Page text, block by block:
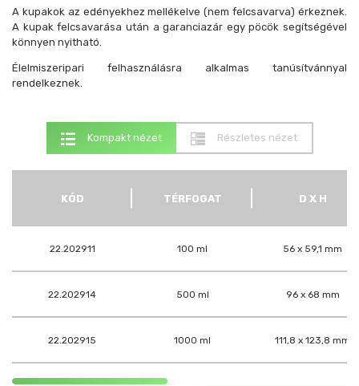
A kupakok az edényekhez mellékelve (nem felcsavarva) érkeznek.
A kupak felcsavarása után a garanciazár egy pöcök segítségével
könnyen nyitható.
Élelmiszeripari felhasználásra alkalmas tanúsítvánnyal
rendelkeznek.
Kompakt nézet Részletes nézet
KÓD TÉRFOGAT D X H
22.202911 100 ml 56 x 59,1 mm
22.202914 500 ml 96 x 68 mm
22.202915 1000 ml 111,8 x 123,8 mm